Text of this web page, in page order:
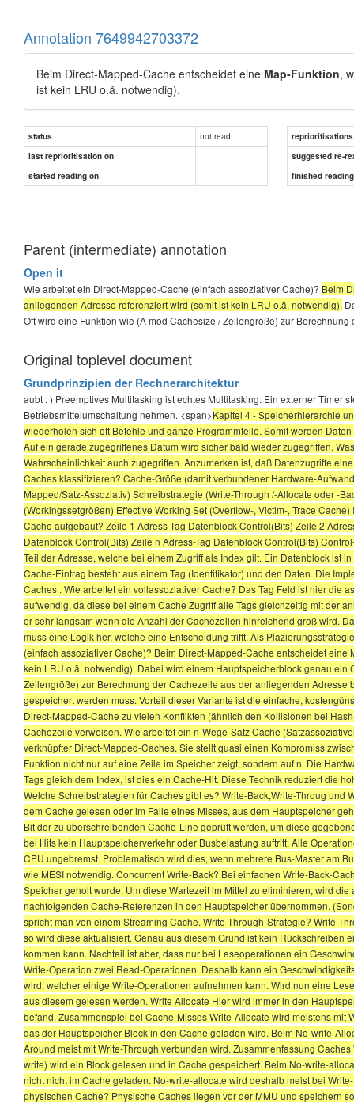
Annotation 7649942703372
Beim Direct-Mapped-Cache entscheidet eine Map-Funktion,
ist kein LRU o.ä. notwendig).
status not read
reprioritisations
last reprioritisation on
suggested re-
started reading on
finished
Parent (intermediate) annotation
Open it
Wie arbeitet ein Direct-Mapped-Cache (einfach assoziativer Cache)? Beim
anliegenden Adresse referenziert wird (somit ist kein LRU o.ä. notwendig).
Oft wird eine Funktion wie (A mod Cachesize / Zeilengröße) zur
Original toplevel document
Grundprinzipien der Rechnerarchitektur
aubt : ) Preemptives Multitasking ist echtes Multitasking. Ein externer Timer
Betriebsmittelumschaltung nehmen. <span>Kapitel 4 - Speicherhierarchie
wiederholen sich oft Befehle und ganze Programmteile. Somit werden
Auf ein gerade zugegriffenes Datum wird sicher bald wieder zugegriffen.
Wahrscheinlichkeit auch zugegriffen. Anzumerken ist, daß Datenzugriffe
Caches klassifizieren? Cache-Größe (damit verbundener Hardware-
Mapped/Satz-Assoziativ) Schreibstrategie (Write-Through /-Allocate oder -
(Workingssetgrößen) Effective Working Set (Overflow-, Victim-, Trace
Cache aufgebaut? Zeile 1 Adress-Tag Datenblock Control(Bits) Zeile 2
Datenblock Control(Bits) Zeile n Adress-Tag Datenblock Control(Bits)
Teil der Adresse, welche bei einem Zugriff als Index gilt. Ein Datenblock ist
Cache-Eintrag besteht aus einem Tag (Identifikator) und den Daten. Die
Caches . Wie arbeitet ein vollassoziativer Cache? Das Tag Feld ist hier die
aufwendig, da diese bei einem Cache Zugriff alle Tags gleichzeitig mit der
er sehr langsam wenn die Anzahl der Cachezeilen hinreichend groß wird.
muss eine Logik her, welche eine Entscheidung trifft. Als
(einfach assoziativer Cache)? Beim Direct-Mapped-Cache entscheidet
kein LRU o.ä. notwendig). Dabei wird einem Hauptspeicherblock genau
Zeilengröße) zur Berechnung der Cachezeile aus der anliegenden
gespeichert werden muss. Vorteil dieser Variante ist die einfache,
Direct-Mapped-Cache zu vielen Konflikten (ähnlich den Kollisionen bei
Cachezeile verweisen. Wie arbeitet ein n-Wege-Satz Cache
verknüpfter Direct-Mapped-Caches. Sie stellt quasi einen Kompromiss
Funktion nicht nur auf eine Zeile im Speicher zeigt, sondern auf n. Die
Tags gleich dem Index, ist dies ein Cache-Hit. Diese Technik reduziert die
Welche Schreibstrategien für Caches gibt es? Write-Back,Write-Throug
dem Cache gelesen oder im Falle eines Misses, aus dem Hauptspeicher
Bit der zu überschreibenden Cache-Line geprüft werden, um diese
bei Hits kein Hauptspeicherverkehr oder Busbelastung auftritt. Alle
CPU ungebremst. Problematisch wird dies, wenn mehrere Bus-Master am
wie MESI notwendig. Concurrent Write-Back? Bei einfachen Write-Back-
Speicher geholt wurde. Um diese Wartezeit im Mittel zu eliminieren, wird
nachfolgenden Cache-Referenzen in den Hauptspeicher übernommen.
spricht man von einem Streaming Cache. Write-Through-Strategie? Write-
so wird diese aktualisiert. Genau aus diesem Grund ist kein
kommen kann. Nachteil ist aber, dass nur bei Leseoperationen ein
Write-Operation zwei Read-Operationen. Deshalb kann ein
wird, welcher einige Write-Operationen aufnehmen kann. Wird nun eine
aus diesem gelesen werden. Write Allocate Hier wird immer in den
befand. Zusammenspiel bei Cache-Misses Write-Allocate wird meistens
das der Hauptspeicher-Block in den Cache geladen wird. Beim No-write-
Around meist mit Write-Through verbunden wird. Zusammenfassung
write) wird ein Block gelesen und in Cache gespeichert. Beim No-write-
nicht nicht im Cache geladen. No-write-allocate wird deshalb meist bei
physischen Cache? Physische Caches liegen vor der MMU und speichern